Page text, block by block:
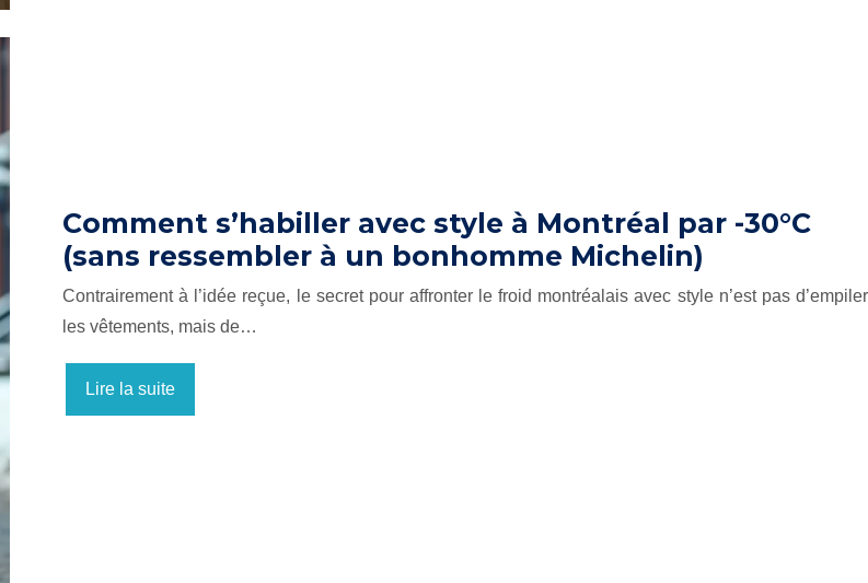
Comment s’habiller avec style à Montréal par -30°C
(sans ressembler à un bonhomme Michelin)
Contrairement à l’idée reçue, le secret pour affronter le froid montréalais avec style n’est pas d’empiler
les vêtements, mais de…
Lire la suite